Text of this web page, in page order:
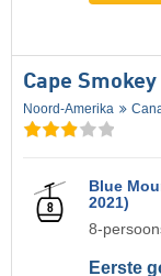
Cape Smokey
Noord-Amerika
Blue
2021)
8-
Eerste